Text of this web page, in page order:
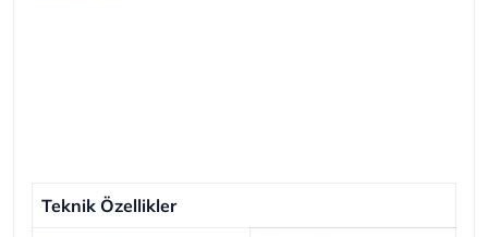
Teknik Özellikler